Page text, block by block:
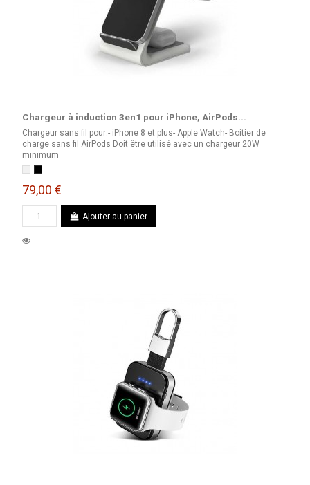
Chargeur à induction 3en1 pour iPhone, AirPods...
Chargeur sans fil pour:- iPhone 8 et plus- Apple Watch- Boitier de
charge sans fil AirPods Doit être utilisé avec un chargeur 20W
minimum
BlancNoir
79,00 €
Ajouter au panier